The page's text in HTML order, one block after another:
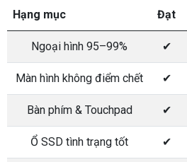
Hạng mục Đạt
Ngoại hình 95–99% ✔
Màn hình không điểm chết ✔
Bàn phím & Touchpad ✔
Ổ SSD tình trạng tốt ✔